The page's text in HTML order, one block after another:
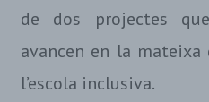
de dos projectes
avancen en la
l’escola inclusiva.